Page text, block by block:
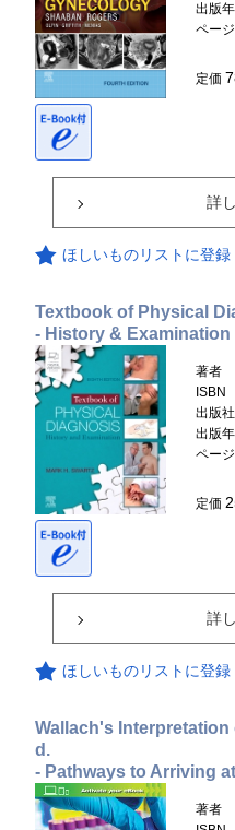
出版年
ペー
定価
詳
ほしいものリストに登録
Textbook of Physical
- History & Examination
著者
ISBN
出版社
出版年
ペー
定価
詳
ほしいものリストに登録
Wallach's
d.
- Pathways to Arriving
著者